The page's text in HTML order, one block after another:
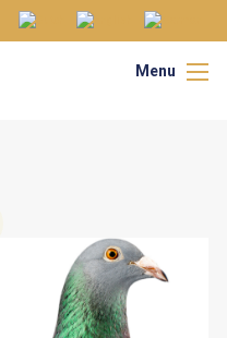
Menu